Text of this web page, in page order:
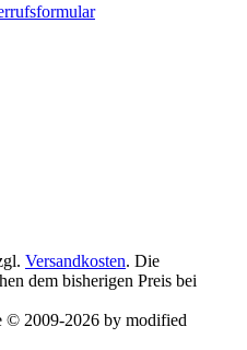
Versandkosten. Die
dem bisherigen Preis bei
© 2009-2026 by modified